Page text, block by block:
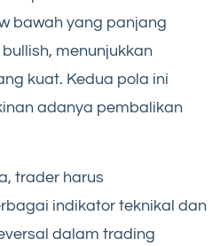
bawah yang panjang
menunjukkan
kuat. Kedua pola ini
adanya pembalikan
trader harus
indikator teknikal dan
dalam trading